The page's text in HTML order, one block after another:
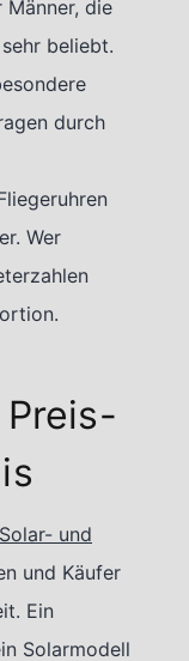
Männer, die
beliebt.
durch
Wer
Solar- und
und Käufer
Ein
Solarmodell